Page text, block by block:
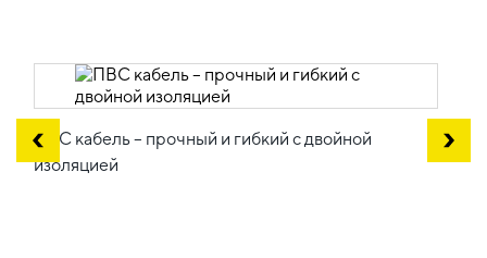
ПВС кабель – прочный и гибкий с двойной
изоляцией